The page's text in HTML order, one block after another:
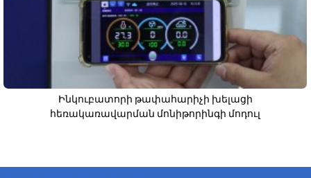
Ինկուբատորի թափահարիչի խելացի
հեռակառավարման մոնիթորինգի մոդուլ